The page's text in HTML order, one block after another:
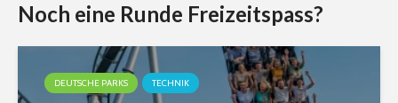
Noch eine Runde Freizeitspass?
DEUTSCHE PARKS TECHNIK